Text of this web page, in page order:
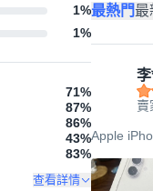
1%
1%
71%
87%
86%
43%
83%
查看詳情
最熱門最
賣
Apple